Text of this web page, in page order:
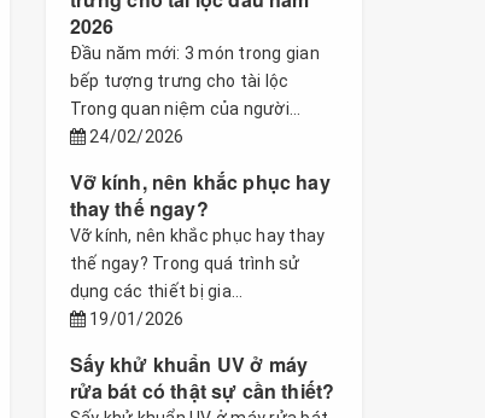
2026
Đầu năm mới: 3 món trong gian
bếp tượng trưng cho tài lộc
Trong quan niệm của người...
24/02/2026
Vỡ kính, nên khắc phục hay
thay thế ngay?
Vỡ kính, nên khắc phục hay thay
thế ngay? Trong quá trình sử
dụng các thiết bị gia...
19/01/2026
Sấy khử khuẩn UV ở máy
rửa bát có thật sự cần thiết?